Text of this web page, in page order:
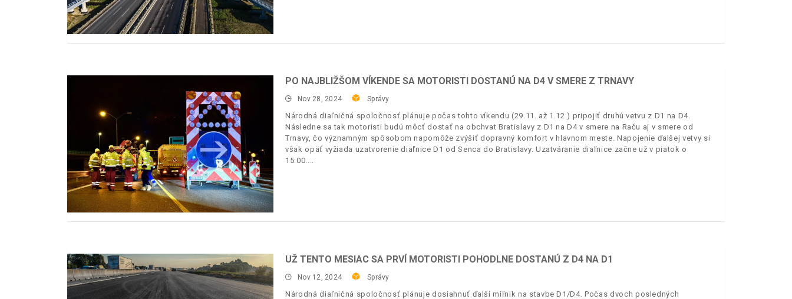
PO NAJBLIŽŠOM VÍKENDE SA MOTORISTI DOSTANÚ NA D4 V SMERE Z TRNAVY
Nov 28, 2024 Správy
Národná diaľničná spoločnosť plánuje počas tohto víkendu (29.11. až 1.12.) pripojiť druhú vetvu z D1 na D4.
Následne sa tak motoristi budú môcť dostať na obchvat Bratislavy z D1 na D4 v smere na Raču aj v smere od
Trnavy, čo významným spôsobom napomôže zvýšiť dopravný komfort v hlavnom meste. Napojenie ďalšej vetvy si
však opäť vyžiada uzatvorenie diaľnice D1 od Senca do Bratislavy. Uzatváranie diaľnice začne už v piatok o
15:00.
UŽ TENTO MESIAC SA PRVÍ MOTORISTI POHODLNE DOSTANÚ Z D4 NA D1
Nov 12, 2024 Správy
Národná diaľničná spoločnosť plánuje dosiahnuť ďalší míľnik na stavbe D1/D4. Počas dvoch posledných